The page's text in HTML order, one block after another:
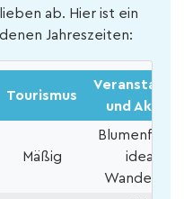
ab. Hier ist ein
Jahreszeiten:
Tourismus
und
Mäßig
ideal für